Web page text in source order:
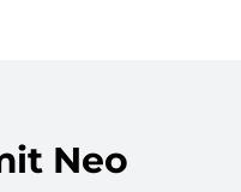
Neo